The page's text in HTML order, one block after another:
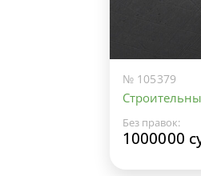
№ 105379
Без правок:
1000000